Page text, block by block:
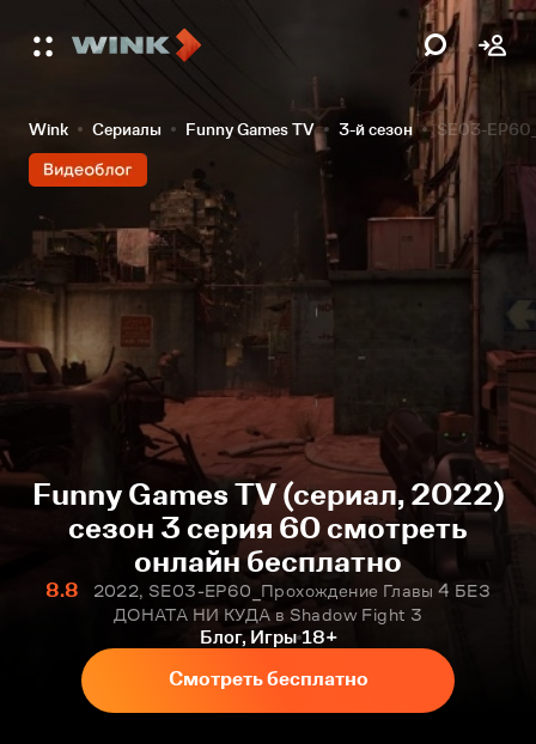
Wink Сериалы Funny Games TV 3-й сезон SE03-
Funny Games TV (сериал, 2022)
сезон 3 серия 60 смотреть
онлайн бесплатно
8.8
2022, SE03-EP60_Прохождение Главы 4 БЕЗ
ДОНАТА НИ КУДА в Shadow Fight 3
Блог, Игры 18+
Смотреть бесплатно